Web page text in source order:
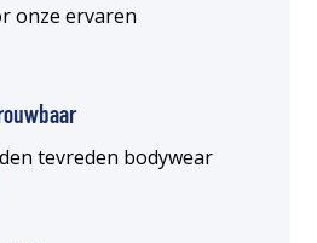
onze ervaren
tevreden bodywear